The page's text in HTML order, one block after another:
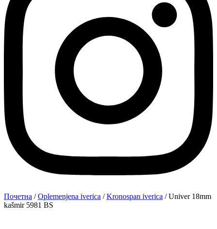
Почетна /Oplemenjena iverica /Kronospan iverica / Univer 18mm
kašmir 5981 BS